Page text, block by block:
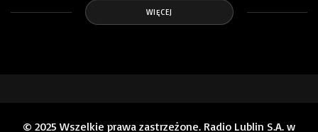
WIĘCEJ
© 2025 Wszelkie prawa zastrzeżone. Radio Lublin S.A. w